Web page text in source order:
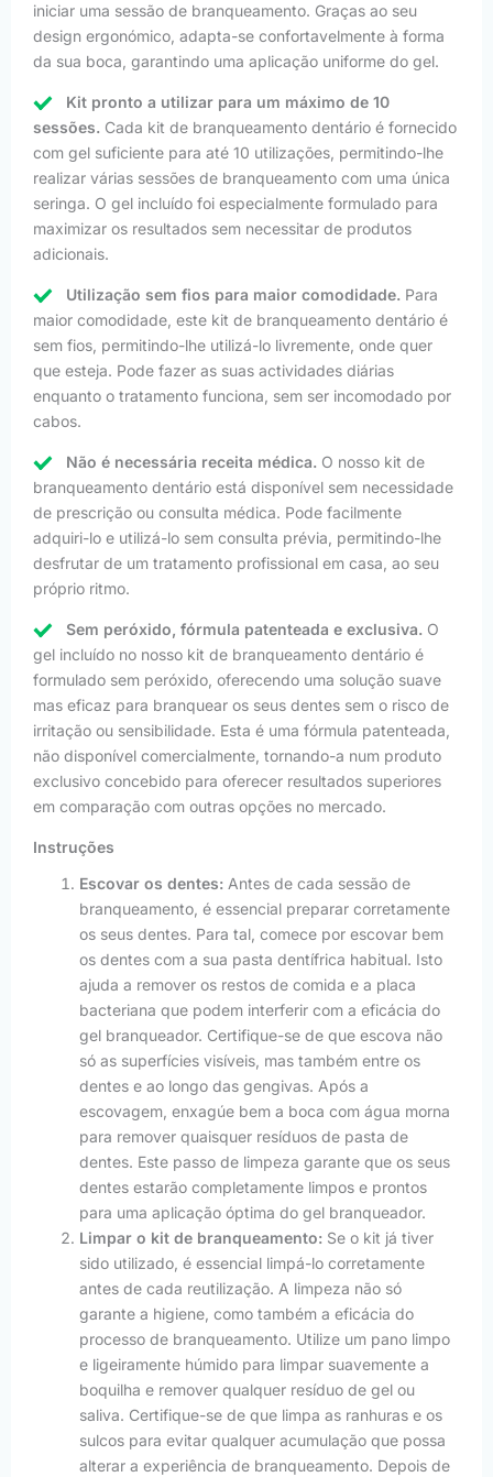
iniciar uma sessão de branqueamento. Graças ao seu
design ergonómico, adapta-se confortavelmente à forma
da sua boca, garantindo uma aplicação uniforme do gel.
Kit pronto a utilizar para um máximo de 10
sessões. Cada kit de branqueamento dentário é fornecido
com gel suficiente para até 10 utilizações, permitindo-lhe
realizar várias sessões de branqueamento com uma única
seringa. O gel incluído foi especialmente formulado para
maximizar os resultados sem necessitar de produtos
adicionais.
Utilização sem fios para maior comodidade. Para
maior comodidade, este kit de branqueamento dentário é
sem fios, permitindo-lhe utilizá-lo livremente, onde quer
que esteja. Pode fazer as suas actividades diárias
enquanto o tratamento funciona, sem ser incomodado por
cabos.
Não é necessária receita médica. O nosso kit de
branqueamento dentário está disponível sem necessidade
de prescrição ou consulta médica. Pode facilmente
adquiri-lo e utilizá-lo sem consulta prévia, permitindo-lhe
desfrutar de um tratamento profissional em casa, ao seu
próprio ritmo.
Sem peróxido, fórmula patenteada e exclusiva. O
gel incluído no nosso kit de branqueamento dentário é
formulado sem peróxido, oferecendo uma solução suave
mas eficaz para branquear os seus dentes sem o risco de
irritação ou sensibilidade. Esta é uma fórmula patenteada,
não disponível comercialmente, tornando-a num produto
exclusivo concebido para oferecer resultados superiores
em comparação com outras opções no mercado.
Instruções
Escovar os dentes: Antes de cada sessão de
branqueamento, é essencial preparar corretamente
os seus dentes. Para tal, comece por escovar bem
os dentes com a sua pasta dentífrica habitual. Isto
ajuda a remover os restos de comida e a placa
bacteriana que podem interferir com a eficácia do
gel branqueador. Certifique-se de que escova não
só as superfícies visíveis, mas também entre os
dentes e ao longo das gengivas. Após a
escovagem, enxagúe bem a boca com água morna
para remover quaisquer resíduos de pasta de
dentes. Este passo de limpeza garante que os seus
dentes estarão completamente limpos e prontos
para uma aplicação óptima do gel branqueador.
Limpar o kit de branqueamento: Se o kit já tiver
sido utilizado, é essencial limpá-lo corretamente
antes de cada reutilização. A limpeza não só
garante a higiene, como também a eficácia do
processo de branqueamento. Utilize um pano limpo
e ligeiramente húmido para limpar suavemente a
boquilha e remover qualquer resíduo de gel ou
saliva. Certifique-se de que limpa as ranhuras e os
sulcos para evitar qualquer acumulação que possa
alterar a experiência de branqueamento. Depois de